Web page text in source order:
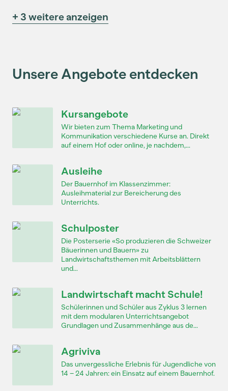
+ 3 weitere anzeigen
Unsere Angebote entdecken
Kursangebote
Wir bieten zum Thema Marketing und
Kommunikation verschiedene Kurse an. Direkt
auf einem Hof oder online, je nachdem,...
Ausleihe
Der Bauernhof im Klassenzimmer:
Ausleihmaterial zur Bereicherung des
Unterrichts.
Schulposter
Die Posterserie «So produzieren die Schweizer
Bäuerinnen und Bauern» zu
Landwirtschaftsthemen mit Arbeitsblättern
und...
Landwirtschaft macht Schule!
Schülerinnen und Schüler aus Zyklus 3 lernen
mit dem modularen Unterrichtsangebot
Grundlagen und Zusammenhänge aus de...
Agriviva
Das unvergessliche Erlebnis für Jugendliche von
14 – 24 Jahren: ein Einsatz auf einem Bauernhof.